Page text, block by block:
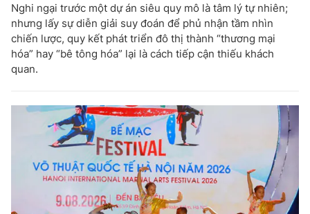
Nghi ngại trước một dự án siêu quy mô là tâm lý tự nhiên;
nhưng lấy sự diễn giải suy đoán để phủ nhận tầm nhìn
chiến lược, quy kết phát triển đô thị thành “thương mại
hóa” hay “bê tông hóa” lại là cách tiếp cận thiếu khách
quan.